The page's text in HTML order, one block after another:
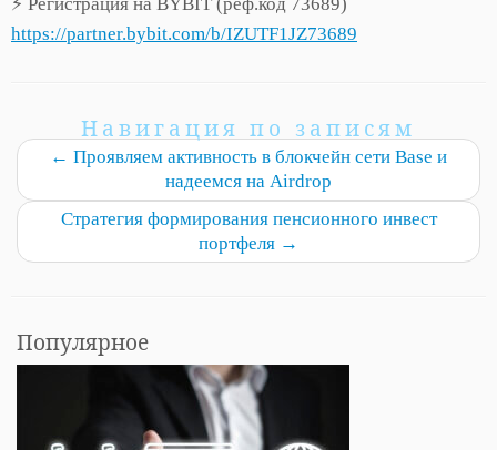
https://partner.bybit.com/b/IZUTF1JZ73689
Навигация по записям
← Проявляем активность в блокчейн сети Base и
надеемся на Airdrop
Стратегия формирования пенсионного инвест
портфеля →
Популярное